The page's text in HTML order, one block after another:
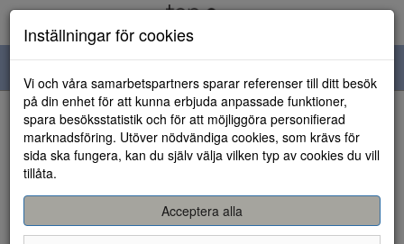
navigation
HEM
Inställningar för cookies
Vi och våra samarbetspartners sparar referenser till ditt besök
på din enhet för att kunna erbjuda anpassade funktioner,
spara besöksstatistik och för att möjliggöra personifierad
marknadsföring. Utöver nödvändiga cookies, som krävs för
sida ska fungera, kan du själv välja vilken typ av cookies du vill
tillåta.
Acceptera alla